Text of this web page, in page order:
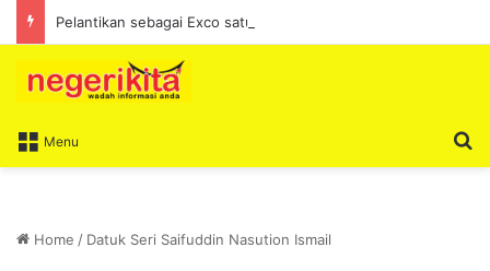
Menu
Home / Datuk Seri Saifuddin Nasution Ismail